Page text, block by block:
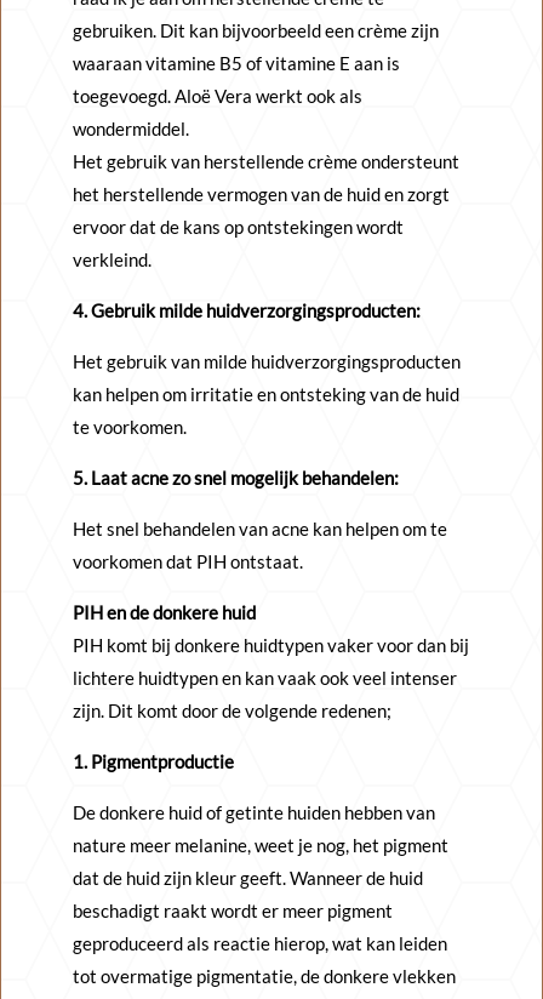
gebruiken. Dit kan bijvoorbeeld een crème zijn
waaraan vitamine B5 of vitamine E aan is
toegevoegd. Aloë Vera werkt ook als
wondermiddel.
Het gebruik van herstellende crème ondersteunt
het herstellende vermogen van de huid en zorgt
ervoor dat de kans op ontstekingen wordt
verkleind.
4. Gebruik milde huidverzorgingsproducten:
Het gebruik van milde huidverzorgingsproducten
kan helpen om irritatie en ontsteking van de huid
te voorkomen.
5. Laat acne zo snel mogelijk behandelen:
Het snel behandelen van acne kan helpen om te
voorkomen dat PIH ontstaat.
PIH en de donkere huid
PIH komt bij donkere huidtypen vaker voor dan bij
lichtere huidtypen en kan vaak ook veel intenser
zijn. Dit komt door de volgende redenen;
1. Pigmentproductie
De donkere huid of getinte huiden hebben van
nature meer melanine, weet je nog, het pigment
dat de huid zijn kleur geeft. Wanneer de huid
beschadigt raakt wordt er meer pigment
geproduceerd als reactie hierop, wat kan leiden
tot overmatige pigmentatie, de donkere vlekken